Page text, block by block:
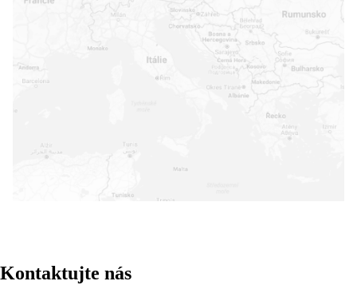
Leaflet
Kontaktujte nás